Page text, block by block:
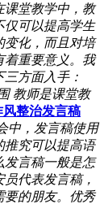
课堂教学中，教
仅可以提高学生
变化，而且对培
着重要意义。我
方面入手：
教师是课堂教
风整治发言稿
中，发言稿使用
推究可以提高语
发言稿一般是怎
代表发言稿，
要的朋友。优秀